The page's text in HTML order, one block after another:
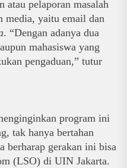
atau pelaporan masalah
media, yaitu email dan
. “Dengan adanya dua
mahasiswa yang
pengaduan,” tutur
program ini
tak hanya bertahan
berharap gerakan ini bisa
(LSO) di UIN Jakarta.